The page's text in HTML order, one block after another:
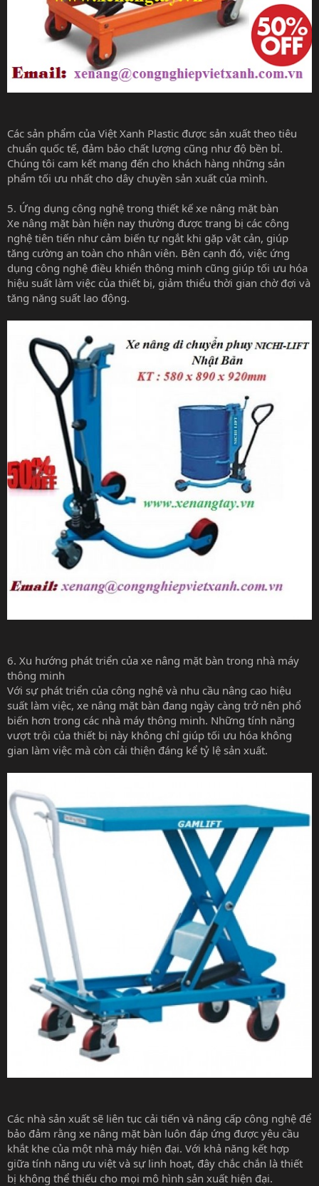
Các sản phẩm của Việt Xanh Plastic được sản xuất theo tiêu
chuẩn quốc tế, đảm bảo chất lượng cũng như độ bền bỉ.
Chúng tôi cam kết mang đến cho khách hàng những sản
phẩm tối ưu nhất cho dây chuyền sản xuất của mình.
5. Ứng dụng công nghệ trong thiết kế xe nâng mặt bàn
Xe nâng mặt bàn hiện nay thường được trang bị các công
nghệ tiên tiến như cảm biến tự ngắt khi gặp vật cản, giúp
tăng cường an toàn cho nhân viên. Bên cạnh đó, việc ứng
dụng công nghệ điều khiển thông minh cũng giúp tối ưu hóa
hiệu suất làm việc của thiết bị, giảm thiểu thời gian chờ đợi và
tăng năng suất lao động.
6. Xu hướng phát triển của xe nâng mặt bàn trong nhà máy
thông minh
Với sự phát triển của công nghệ và nhu cầu nâng cao hiệu
suất làm việc, xe nâng mặt bàn đang ngày càng trở nên phổ
biến hơn trong các nhà máy thông minh. Những tính năng
vượt trội của thiết bị này không chỉ giúp tối ưu hóa không
gian làm việc mà còn cải thiện đáng kể tỷ lệ sản xuất.
Các nhà sản xuất sẽ liên tục cải tiến và nâng cấp công nghệ để
bảo đảm rằng xe nâng mặt bàn luôn đáp ứng được yêu cầu
khắt khe của một nhà máy hiện đại. Với khả năng kết hợp
giữa tính năng ưu việt và sự linh hoạt, đây chắc chắn là thiết
bị không thể thiếu cho mọi mô hình sản xuất hiện đại.